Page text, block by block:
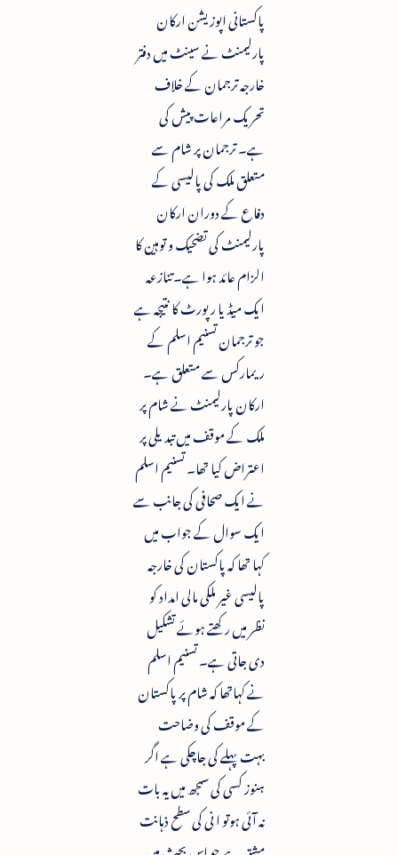
پاکستانی اپوزیشن ارکان
پارلیمنٹ نے سینٹ میں دفتر
خارجہ ترجمان کے خلاف
تحریک مراعات پیش کی
ہے۔ ترجمان پر شام سے
متعلق ملک کی پالیسی کے
دفاع کے دوران ارکان
پارلیمنٹ کی تضحیک و توہین کا
الزام عائد ہوا ہے۔ تنازعہ
ایک میڈیا رپورٹ کا نتیجہ ہے
جو ترجمان تسنیم اسلم کے
ریمارکس سے متعلق ہے۔
ارکان پارلیمنٹ نے شام پر
ملک کے موقف میں تبدیلی پر
اعتراض کیا تھا۔ تسنیم اسلم
نے ایک صحافی کی جانب سے
ایک سوال کے جواب میں
کہا تھا کہ پاکستان کی خارجہ
پالیسی غیر ملکی مالی امداد کو
نظر میں رکھتے ہوئے تشکیل
دی جاتی ہے۔ تسنیم اسلم
نے کہاتھا کہ شام پر پاکستان
کے موقف کی وضاحت
بہت پہلے کی جاچکی ہے اگر
ہنوز کسی کی سمجھ میں یہ بات
نہ آئی ہوتو ا نی کی سطح ذہانت